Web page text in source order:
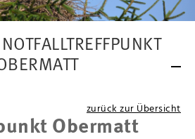
zurück zur Übersicht
Obermatt